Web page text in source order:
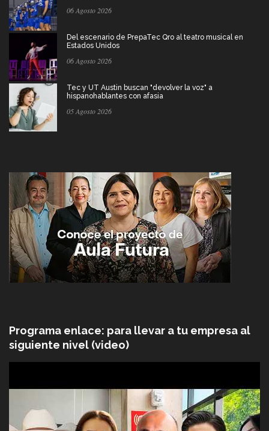
06 Agosto 2026
Del escenario de PrepaTec Qro al teatro musical en
Estados Unidos
06 Agosto 2026
Tec y UT Austin buscan "devolver la voz" a
hispanohablantes con afasia
05 Agosto 2026
Programa enlace: para llevar a tu empresa al
siguiente nivel (video)